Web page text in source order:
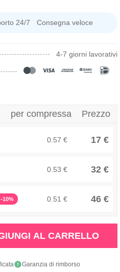
24/7 Consegna veloce
4-7 giorni lavorativi
per compressa Prezzo
0.57 € 17 €
0.53 € 32 €
10% 0.51 € 46 €
AL CARRELLO
Garanzia di rimborso